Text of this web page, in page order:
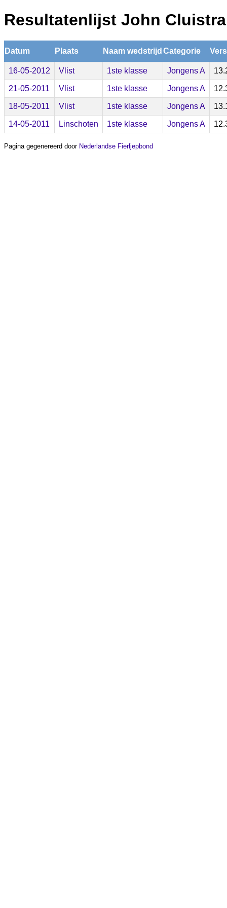
Resultatenlijst John Cluistra
Datum Plaats Naam wedstrijd Categorie
16-05-2012 Vlist 1ste klasse Jongens A
21-05-2011 Vlist 1ste klasse Jongens A
18-05-2011 Vlist 1ste klasse Jongens A
14-05-2011 Linschoten 1ste klasse Jongens A
Pagina gegenereerd door Nederlandse Fierljepbond